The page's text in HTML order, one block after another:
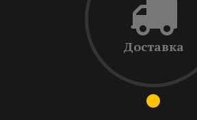
Доставка